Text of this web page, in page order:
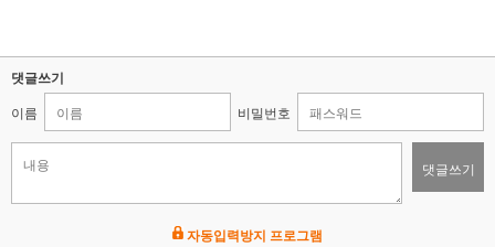
댓글쓰기
이름 비밀번호
댓글쓰기
자동입력방지 프로그램